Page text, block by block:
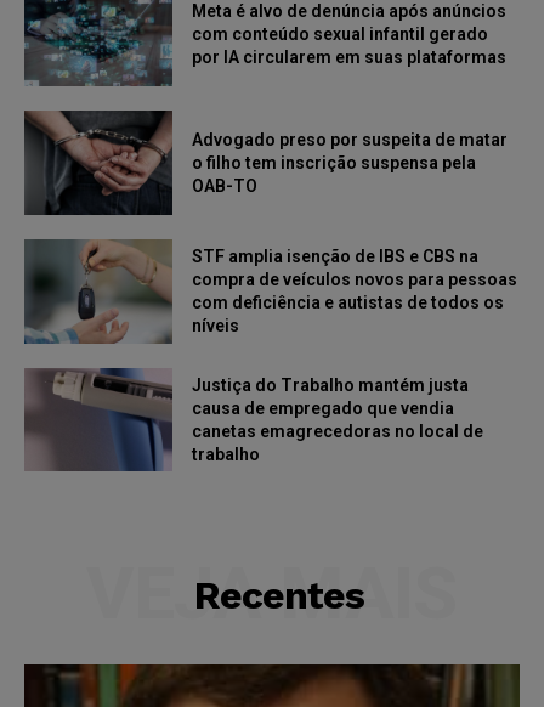
Meta é alvo de denúncia após anúncios
com conteúdo sexual infantil gerado
por IA circularem em suas plataformas
Advogado preso por suspeita de matar
o filho tem inscrição suspensa pela
OAB-TO
STF amplia isenção de IBS e CBS na
compra de veículos novos para pessoas
com deficiência e autistas de todos os
níveis
Justiça do Trabalho mantém justa
causa de empregado que vendia
canetas emagrecedoras no local de
trabalho
Recentes
VEJA MAIS